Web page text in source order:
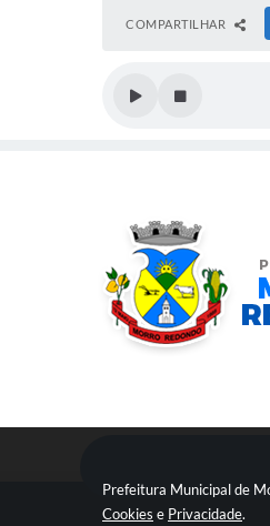
Prefeitura Municipal de
Cookies e Privacidade.
COMPARTILHAR